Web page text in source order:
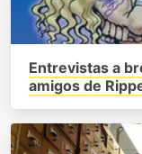
Entrevistas a
amigos de